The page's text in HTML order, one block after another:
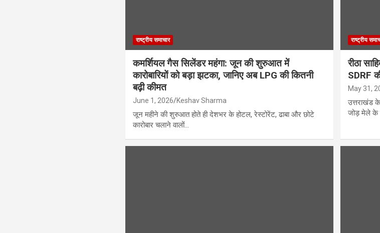
राष्ट्रीय समाचार
कमर्शियल गैस सिलेंडर महंगा: जून की शुरुआत में
कारोबारियों को बड़ा झटका, जानिए अब LPG की कितनी
बढ़ी कीमत
June 1, 2026 Keshav Sharma
जून महीने की शुरुआत होते ही देशभर के होटल, रेस्टोरेंट, ढाबा और छोटे
कारोबार चलाने वालों…
राष्ट्रीय
रीठा
SDRF
May 31,
उत्तराखंड के
जोड़ मेले के